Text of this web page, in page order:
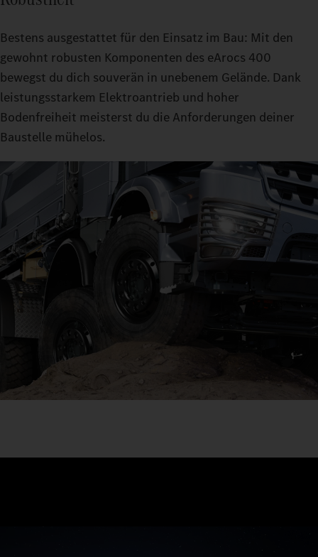
Bestens ausgestattet für den Einsatz im Bau: Mit den
gewohnt robusten Komponenten des eArocs 400
bewegst du dich souverän in unebenem Gelände. Dank
leistungsstarkem Elektroantrieb und hoher
Bodenfreiheit meisterst du die Anforderungen deiner
Baustelle mühelos.